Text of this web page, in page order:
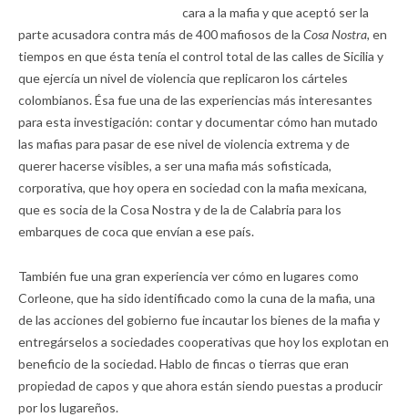
cara a la mafia y que aceptó ser la
parte acusadora contra más de 400 mafiosos de la Cosa Nostra, en
tiempos en que ésta tenía el control total de las calles de Sicilia y
que ejercía un nivel de violencia que replicaron los cárteles
colombianos. Ésa fue una de las experiencias más interesantes
para esta investigación: contar y documentar cómo han mutado
las mafias para pasar de ese nivel de violencia extrema y de
querer hacerse visibles, a ser una mafia más sofisticada,
corporativa, que hoy opera en sociedad con la mafia mexicana,
que es socia de la Cosa Nostra y de la de Calabria para los
embarques de coca que envían a ese país.
También fue una gran experiencia ver cómo en lugares como
Corleone, que ha sido identificado como la cuna de la mafia, una
de las acciones del gobierno fue incautar los bienes de la mafia y
entregárselos a sociedades cooperativas que hoy los explotan en
beneficio de la sociedad. Hablo de fincas o tierras que eran
propiedad de capos y que ahora están siendo puestas a producir
por los lugareños.